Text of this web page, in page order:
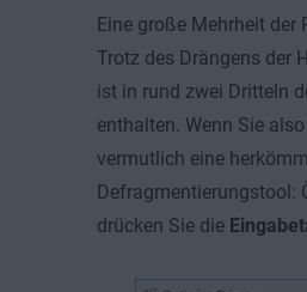
Eine große Mehrheit
Trotz des Drängens der
ist in rund zwei Dritteln
enthalten. Wenn Sie
vermutlich eine
Defragmentierungstool:
drücken Sie die